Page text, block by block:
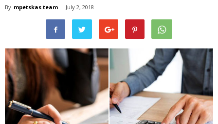
By mpetskas team - July 2, 2018